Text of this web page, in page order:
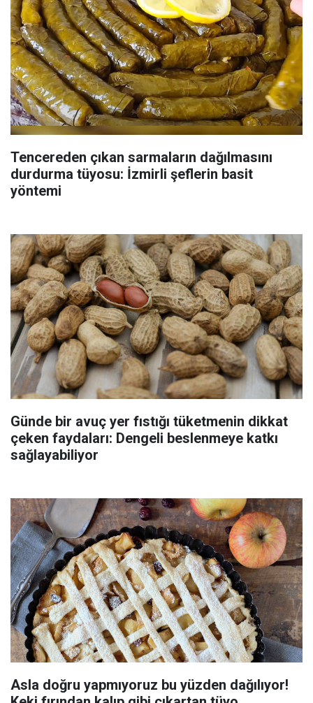
Tencereden çıkan sarmaların dağılmasını
durdurma tüyosu: İzmirli şeflerin basit
yöntemi
Günde bir avuç yer fıstığı tüketmenin dikkat
çeken faydaları: Dengeli beslenmeye katkı
sağlayabiliyor
Asla doğru yapmıyoruz bu yüzden dağılıyor!